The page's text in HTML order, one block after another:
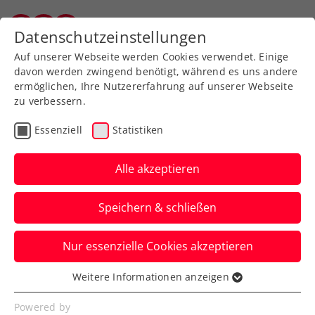
Turniere
Erste Bank Open:
Weissborn mit knappem
Aus im Doppel-
Viertelfinale
Das Doppelass scheidet beim ATP-
Heimturnier in Wien trotz Satzball gegen
die US-Open-Sieger aus.
Datenschutzeinstellungen
Auf unserer Webseite werden Cookies verwendet. Einige
davon werden zwingend benötigt, während es uns andere
ermöglichen, Ihre Nutzererfahrung auf unserer Webseite
zu verbessern.
Essenziell Statistiken
Alle akzeptieren
Speichern & schließen
Nur essenzielle Cookies akzeptieren
Essenziell
Essenzielle Cookies werden für grundlegende
Weitere Informationen anzeigen
Powered by